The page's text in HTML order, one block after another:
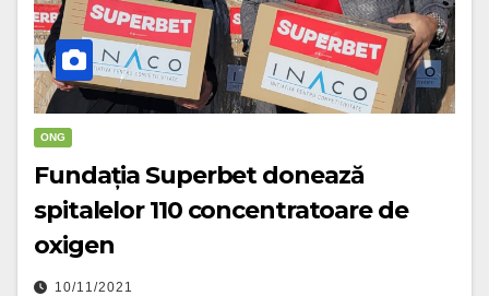
ONG
Fundația Superbet donează
spitalelor 110 concentratoare de
oxigen
10/11/2021